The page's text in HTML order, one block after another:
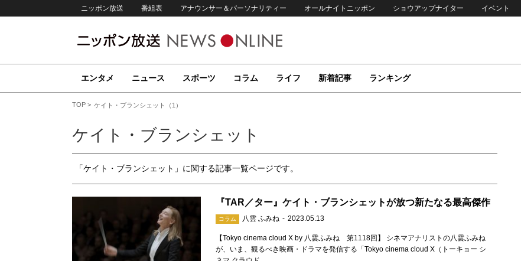
ニッポン放送 番組表 アナウンサー＆パーソナリティー オールナイトニッポン ショウアップナイター イベント
エンタメ ニュース スポーツ コラム ライフ 新着記事 ランキング
TOP ケイト・ブランシェット（1）
ケイト・ブランシェット
「ケイト・ブランシェット」に関する記事一覧ページです。
『TAR／ター』ケイト・ブランシェットが放つ新たなる最高傑作
コラム 八雲 ふみね 2023.05.13
【Tokyo cinema cloud X by 八雲ふみね 第1118回】 シネマアナリストの八雲ふみね
が、いま、観るべき映画・ドラマを発信する「Tokyo cinema cloud X（トーキョー シ